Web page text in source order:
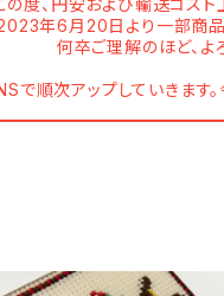
の度、円安および輸送コスト
年6月20日より一部商品
何卒ご理解のほど、よ
順次アップしていきます。